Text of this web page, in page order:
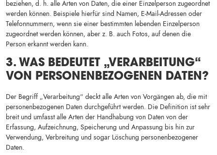
beziehen, d. h. alle Arten von Daten, die einer Einzelperson zugeordnet
werden können. Beispiele hierfür sind Namen, E-Mail-Adressen oder
Telefonnummern, wenn sie einer bestimmten lebenden Einzelperson
zugeordnet werden können, aber z. B. auch Fotos, auf denen die
Person erkannt werden kann.
3. WAS BEDEUTET „VERARBEITUNG“
VON PERSONENBEZOGENEN DATEN?
Der Begriff „Verarbeitung“ deckt alle Arten von Vorgängen ab, die mit
personenbezogenen Daten durchgeführt werden. Die Definition ist sehr
breit und umfasst alle Arten der Handhabung von Daten von der
Erfassung, Aufzeichnung, Speicherung und Anpassung bis hin zur
Verwendung, Verbreitung und sogar Löschung personenbezogener
Daten.